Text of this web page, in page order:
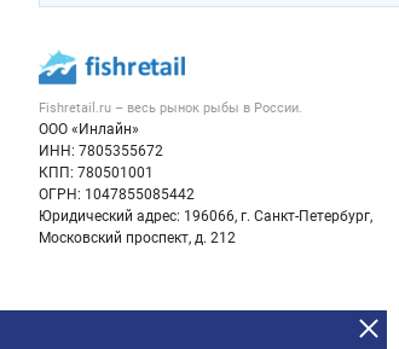
рыба,
Важные разделы и контакты
Fishretail.ru – весь рынок рыбы в России.
ООО «Инлайн»
ИНН: 7805355672
КПП: 780501001
ОГРН: 1047855085442
Юридический адрес: 196066, г. Санкт-Петербург,
Московский проспект, д. 212